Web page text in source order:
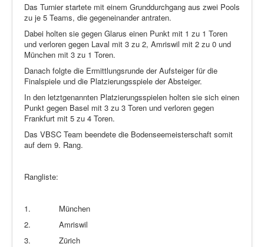
Das Turnier startete mit einem Grunddurchgang aus zwei Pools
zu je 5 Teams, die gegeneinander antraten.
Dabei holten sie gegen Glarus einen Punkt mit 1 zu 1 Toren
und verloren gegen Laval mit 3 zu 2, Amriswil mit 2 zu 0 und
München mit 3 zu 1 Toren.
Danach folgte die Ermittlungsrunde der Aufsteiger für die
Finalspiele und die Platzierungsspiele der Absteiger.
In den letztgenannten Platzierungsspielen holten sie sich einen
Punkt gegen Basel mit 3 zu 3 Toren und verloren gegen
Frankfurt mit 5 zu 4 Toren.
Das VBSC Team beendete die Bodenseemeisterschaft somit
auf dem 9. Rang.
Rangliste:
1.
München
2.
Amriswil
3.
Zürich